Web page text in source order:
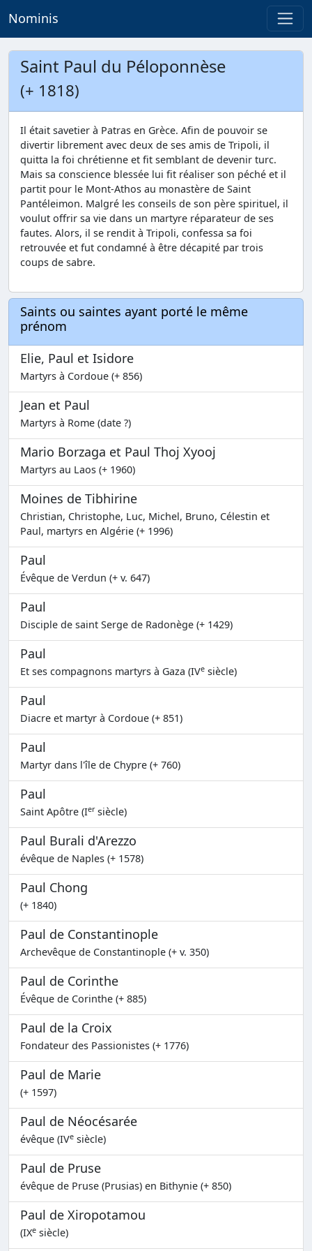
Nominis
Saint Paul du Péloponnèse
(+ 1818)
Il était savetier à Patras en Grèce. Afin de pouvoir se
divertir librement avec deux de ses amis de Tripoli, il
quitta la foi chrétienne et fit semblant de devenir turc.
Mais sa conscience blessée lui fit réaliser son péché et il
partit pour le Mont-Athos au monastère de Saint
Pantéleimon. Malgré les conseils de son père spirituel, il
voulut offrir sa vie dans un martyre réparateur de ses
fautes. Alors, il se rendit à Tripoli, confessa sa foi
retrouvée et fut condamné à être décapité par trois
coups de sabre.
Saints ou saintes ayant porté le même
prénom
Elie, Paul et Isidore
Martyrs à Cordoue (+ 856)
Jean et Paul
Martyrs à Rome (date ?)
Mario Borzaga et Paul Thoj Xyooj
Martyrs au Laos (+ 1960)
Moines de Tibhirine
Christian, Christophe, Luc, Michel, Bruno, Célestin et
Paul, martyrs en Algérie (+ 1996)
Paul
Évêque de Verdun (+ v. 647)
Paul
Disciple de saint Serge de Radonège (+ 1429)
Paul
Et ses compagnons martyrs à Gaza (IVe siècle)
Paul
Diacre et martyr à Cordoue (+ 851)
Paul
Martyr dans l'île de Chypre (+ 760)
Paul
Saint Apôtre (Iersiècle)
Paul Burali d'Arezzo
évêque de Naples (+ 1578)
Paul Chong
(+ 1840)
Paul de Constantinople
Archevêque de Constantinople (+ v. 350)
Paul de Corinthe
Évêque de Corinthe (+ 885)
Paul de la Croix
Fondateur des Passionistes (+ 1776)
Paul de Marie
(+ 1597)
Paul de Néocésarée
évêque (IVe siècle)
Paul de Pruse
évêque de Pruse (Prusias) en Bithynie (+ 850)
Paul de Xiropotamou
(IXe siècle)